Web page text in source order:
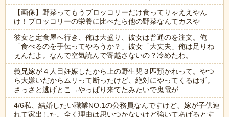
【画像】野菜ってもうブロッコリーだけ食ってりゃええやん
け！ブロッコリーの栄養に比べたら他の野菜なんてカスや
彼女と定食屋へ行き、俺は大盛り、彼女は普通のを注文。俺
「食べるのを手伝ってやろうか？」彼女「大丈夫」俺は足りね
ぇんだよ。なんで空気読んで寄越さないの？冷めたわ。
義兄嫁が４人目妊娠したから上の野生児３匹預かれって。やつ
ら大嫌いだからムリって断ったけど、絶対にやってくるはず。
さっさと逃げとこ→やっぱり来てたみたいで鬼電が…
4/6私、結婚したい職業NO.1の公務員なんですけど、嫁が子供連
れて家出した。全く理由は思いつかないけど強いてあげるとす